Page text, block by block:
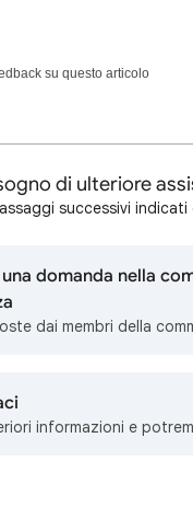
su questo articolo
di ulteriore
successivi
domanda nella
dai membri della
informazioni e